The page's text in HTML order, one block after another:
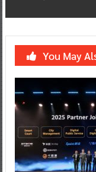
You May